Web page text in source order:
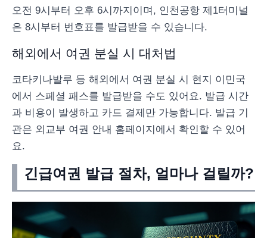
오전 9시부터 오후 6시까지이며, 인천공항 제1터미널
은 8시부터 번호표를 발급받을 수 있습니다.
해외에서 여권 분실 시 대처법
코타키나발루 등 해외에서 여권 분실 시 현지 이민국
에서 스페셜 패스를 발급받을 수도 있어요. 발급 시간
과 비용이 발생하고 카드 결제만 가능합니다. 발급 기
관은 외교부 여권 안내 홈페이지에서 확인할 수 있어
요.
긴급여권 발급 절차, 얼마나 걸릴까?